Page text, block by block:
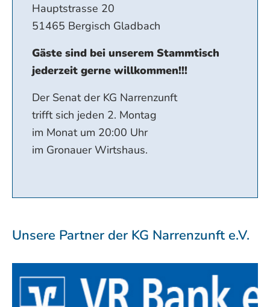
Hauptstrasse 20
51465 Bergisch Gladbach
Gäste sind bei unserem Stammtisch
jederzeit gerne willkommen!!!
Der Senat der KG Narrenzunft
trifft sich jeden 2. Montag
im Monat um 20:00 Uhr
im Gronauer Wirtshaus.
Unsere Partner der KG Narrenzunft e.V.